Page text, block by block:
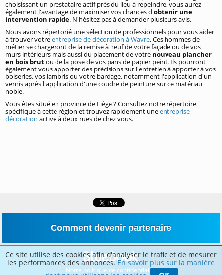
choisissant un prestataire actif près du lieu à repeindre, vous aurez
également l'avantage de maximiser vos chances d'obtenir une
intervention rapide. N'hésitez pas à demander plusieurs avis.
Nous avons répertorié une sélection de professionnels pour vous aider
à trouver votreentreprise de décoration à Wavre. Ces hommes de
métier se chargeront de la remise à neuf de votre façade ou de vos
murs intérieurs mais aussi du placement de votre nouveau plancher
en bois brutou de la pose de vos pans de papier peint. Ils pourront
également vous apporter des précisions sur l'entretien à apporter à vos
boiseries, vos lambris ou votre bardage, notamment l'application d'un
vernis après l'application d'une couche de peinture sur ce matériau
noble.
Vous êtes situé en province de Liège ? Consultez notre répertoire
spécifique à cette région et trouvez rapidement uneentreprise
décoration active à deux rues de chez vous.
Comment devenir partenaire
Notre politique de confidentialité
Ce site utilise des cookies afin d'analyser le trafic et de mesurer
les performances des annonces.En savoir plus sur la manière